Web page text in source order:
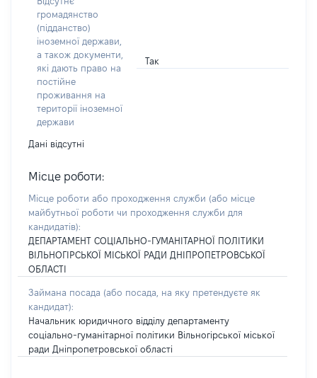
громадянство
(підданство)
іноземної держави,
а також документи,
які дають право на
постійне
проживання на
території іноземної
держави
Так
Дані відсутні
Місце роботи:
Місце роботи або проходження служби (або місце
майбутньої роботи чи проходження служби для
кандидатів):
ДЕПАРТАМЕНТ СОЦІАЛЬНО-ГУМАНІТАРНОЇ ПОЛІТИКИ
ВІЛЬНОГІРСЬКОЇ МІСЬКОЇ РАДИ ДНІПРОПЕТРОВСЬКОЇ
ОБЛАСТІ
Займана посада (або посада, на яку претендуєте як
кандидат):
Начальник юридичного відділу департаменту
соціально-гуманітарної політики Вільногірської міської
ради Дніпропетровської області